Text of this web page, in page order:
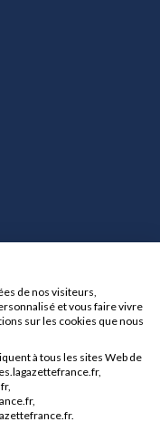
de nos visiteurs,
et vous faire vivre
sur les cookies que nous
à tous les sites Web de